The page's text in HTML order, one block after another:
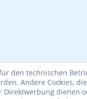
den technischen
Andere Cookies,
Direktwerbung dienen